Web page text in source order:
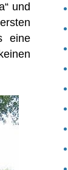
und
eine